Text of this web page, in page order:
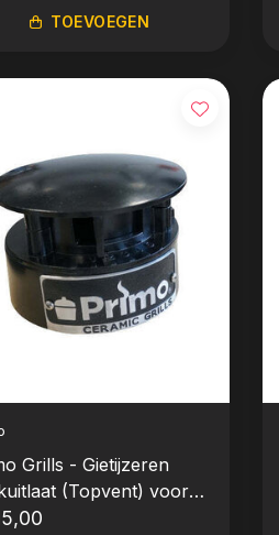
TOEVOEGEN
Grills - Gietijzeren
(Topvent) voor
XL & Oval L (New)